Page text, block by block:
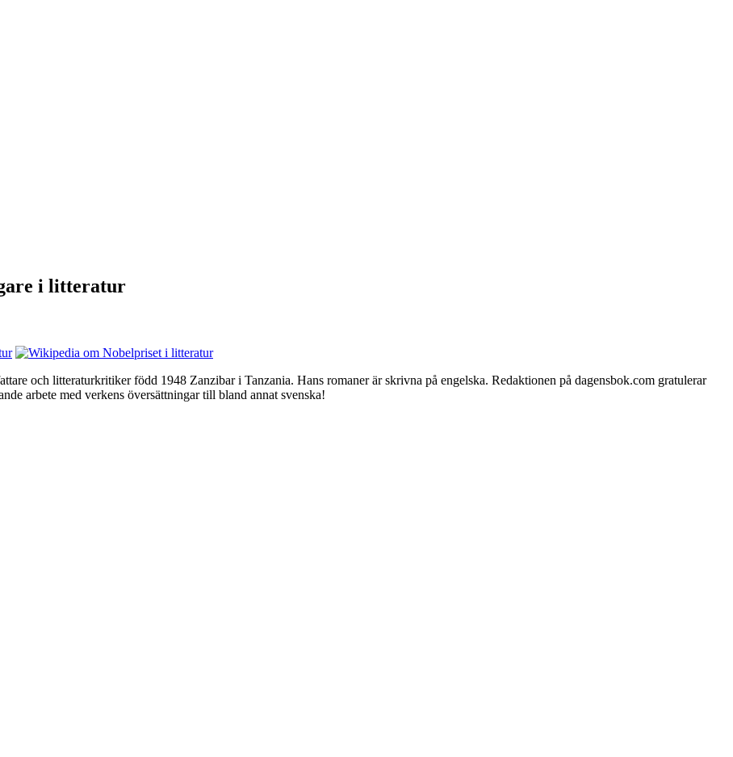
i litteratur
och litteraturkritiker född 1948 Zanzibar i Tanzania. Hans romaner är skrivna på engelska. Redaktionen på dagensbok.com gratulerar
arbete med verkens översättningar till bland annat svenska!